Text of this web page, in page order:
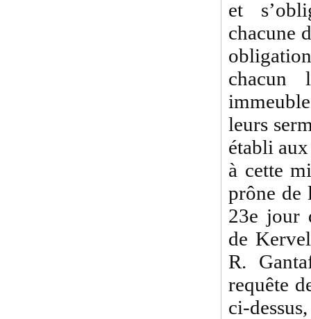
et
chacune
chacun
leurs
établi
à cette
prône de
23e jour
de
R.
requête
ci-